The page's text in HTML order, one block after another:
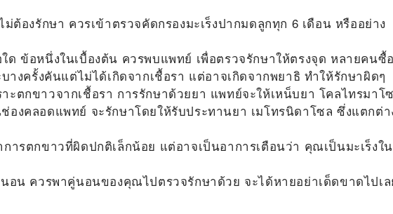
ต้องรักษา ควรเข้าตรวจคัดกรองมะเร็งปากมดลูกทุก 6 เดือน หรืออย่าง
ด ข้อหนึ่งในเบื้องต้น ควรพบแพทย์ เพื่อตรวจรักษาให้ตรงจุด หลายคนซื้อ
างครั้งคันแต่ไม่ได้เกิดจากเชื้อรา แต่อาจเกิดจากพยาธิ ทำให้รักษาผิดๆ
ตกขาวจากเชื้อรา การรักษาด้วยยา แพทย์จะให้เหน็บยา โคลไทรมาโ
องคลอดแพทย์ จะรักษาโดยให้รับประทานยา เมโทรนิดาโซล ซึ่งแตกต่า
ารตกขาวที่ผิดปกติเล็กน้อย แต่อาจเป็นอาการเตือนว่า คุณเป็นมะเร็งใน
อน ควรพาคู่นอนของคุณไปตรวจรักษาด้วย จะได้หายอย่าเด็ดขาดไปเล